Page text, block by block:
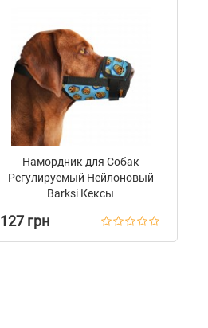
Намордник для Собак
Регулируемый Нейлоновый
Barksi Кексы
127 грн